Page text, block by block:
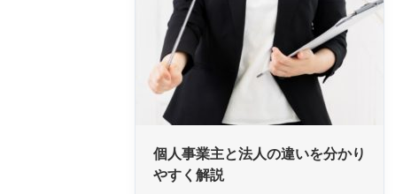
個人事業主と法人の違いを分かり
やすく解説